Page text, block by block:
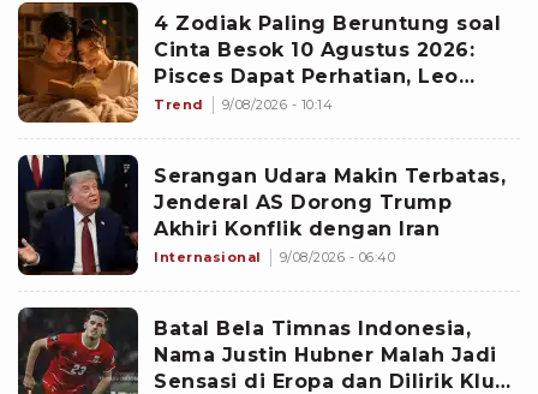
4 Zodiak Paling Beruntung soal
Cinta Besok 10 Agustus 2026:
Pisces Dapat Perhatian, Leo
Makin Dekat dengan Si Dia
Trend 9/08/2026 - 10:14
Serangan Udara Makin Terbatas,
Jenderal AS Dorong Trump
Akhiri Konflik dengan Iran
Internasional 9/08/2026 - 06:40
Batal Bela Timnas Indonesia,
Nama Justin Hubner Malah Jadi
Sensasi di Eropa dan Dilirik Klub